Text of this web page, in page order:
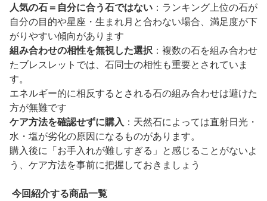
人気の石＝自分に合う石ではない ：ランキング上位の石が
自分の目的や星座・生まれ月と合わない場合、満足度が下
がりやすい傾向があります
組み合わせの相性を無視した選択 ：複数の石を組み合わせ
たブレスレットでは、石同士の相性も重要とされていま
す。
エネルギー的に相反するとされる石の組み合わせは避けた
方が無難です
ケア方法を確認せずに購入：天然石によっては直射日光・
水・塩が劣化の原因になるものがあります。
購入後に「お手入れが難しすぎる」と感じることがないよ
う、ケア方法を事前に把握しておきましょう
今回紹介する商品一覧